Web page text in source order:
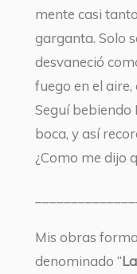
mente casi
garganta. Solo
desvaneció
fuego en el aire,
Seguí bebiendo
boca, y así
¿Como me dijo
Mis obras
denominado “